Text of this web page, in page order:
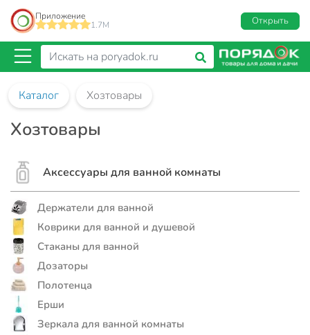
Приложение
1.7M
Открыть
Каталог Хозтовары
Хозтовары
Аксессуары для ванной комнаты
Держатели для ванной
Коврики для ванной и душевой
Стаканы для ванной
Дозаторы
Полотенца
Ерши
Зеркала для ванной комнаты